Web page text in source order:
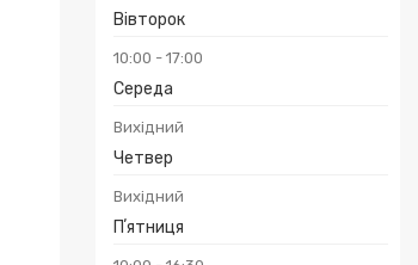
Вівторок
10:00 17:00
Середа
Вихідний
Четвер
Вихідний
Пʼятниця